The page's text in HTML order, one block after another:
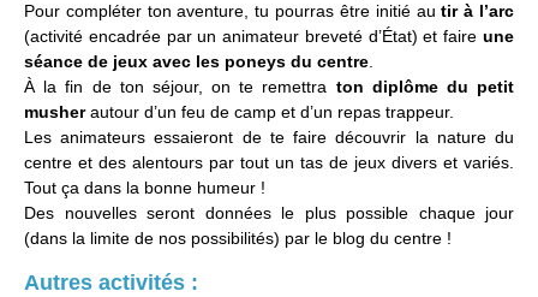
Pour compléter ton aventure, tu pourras être initié autir à l’arc
(activité encadrée par un animateur breveté d’État) et faire une
séance de jeux avec les poneys du centre.
À la fin de ton séjour, on te remettra ton diplôme du petit
musherautour d’un feu de camp et d’un repas trappeur.
Les animateurs essaieront de te faire découvrir la nature du
centre et des alentours par tout un tas de jeux divers et variés.
Tout ça dans la bonne humeur !
Des nouvelles seront données le plus possible chaque jour
(dans la limite de nos possibilités) par le blog du centre !
Autres activités :